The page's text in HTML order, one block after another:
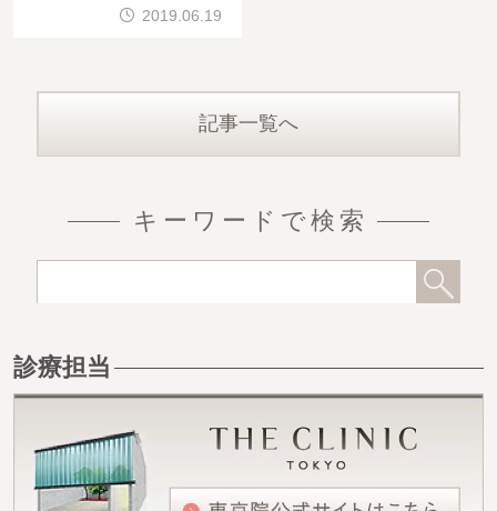
いから、とにかく吸引して
ほしいという御要望でした
2019.06.19
記事一覧へ
キーワードで検索
診療担当